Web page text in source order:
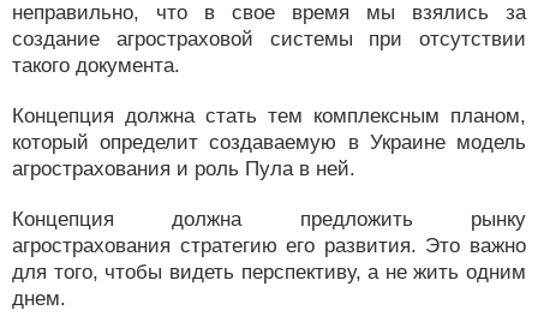
неправильно, что в свое время мы взялись за
создание агростраховой системы при отсутствии
такого документа.
Концепция должна стать тем комплексным планом,
который определит создаваемую в Украине модель
агрострахования и роль Пула в ней.
Концепция должна предложить рынку
агрострахования стратегию его развития. Это важно
для того, чтобы видеть перспективу, а не жить одним
днем.